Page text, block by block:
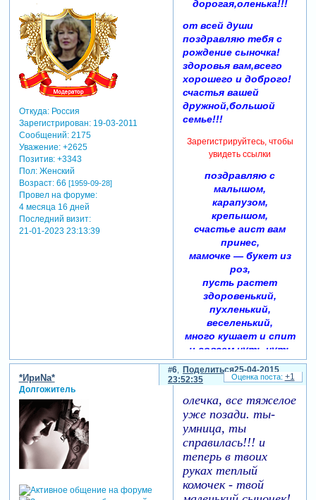
Откуда:Россия
Зарегистрирован: 19-03-2011
Сообщений:2175
Уважение: +2625
Позитив: +3343
Пол:Женский
Возраст:66 [1959-09-28]
Провел на форуме:
4 месяца 16 дней
Последний визит:
21-01-2023 23:13:39
дорогая,оленька!!!
от всей души
поздравляю тебя с
рождение сыночка!
здоровья вам,всего
хорошего и доброго!
счастья вашей
дружной,большой
семье!!!
Зарегистрируйтесь, чтобы
увидеть ссылки
поздравляю с
малышом,
карапузом,
крепышом,
счастье аист вам
принес,
мамочке — букет из
роз,
пусть растет
здоровенький,
пухленький,
веселенький,
много кушает и спит
и совсем чуть-чуть
кричит.
Поделиться
6
25-04-2015
23:52:35
*ИриNа*
Долгожитель
олечка, все тяжелое
уже позади. ты-
умница, ты
справилась!!! и
теперь в твоих
руках теплый
комочек - твой
+1